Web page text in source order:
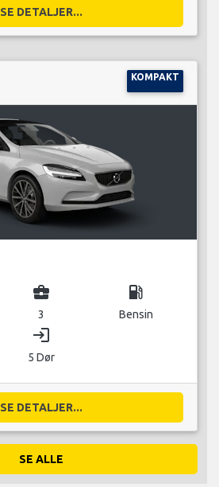
SE DETALJER...
KOMPAKT
business_center
3
local_gas_station
Bensin
login
5 Dør
SE DETALJER...
SE ALLE